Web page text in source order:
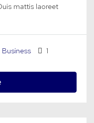
mattis laoreet
Business 1